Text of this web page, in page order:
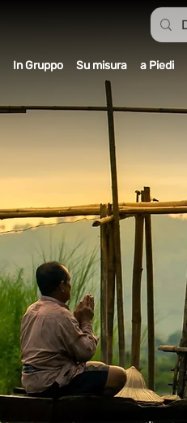
In Gruppo Su misura a Piedi